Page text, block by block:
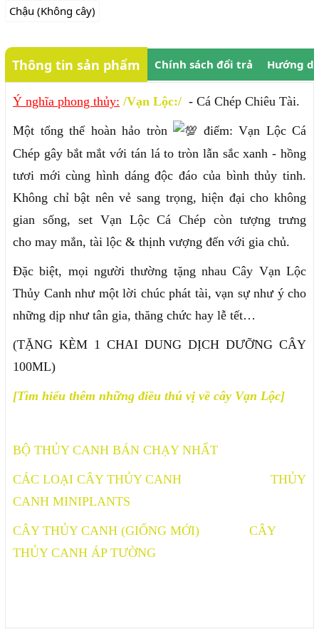
Chậu (Không cây)
Thông tin sản phẩm Chính sách đổi trả Hướng
Ý nghĩa phong thủy: /Vạn Lộc:/ - Cá Chép Chiêu Tài.
Một tổng thể hoàn hảo tròn
điểm: Vạn Lộc Cá
Chép gây bắt mắt với tán lá to tròn lẫn sắc xanh - hồng
tươi mới cùng hình dáng độc đáo của bình thủy tinh.
Không chỉ bật nên vẻ sang trọng, hiện đại cho không
gian sống, set Vạn Lộc Cá Chép còn tượng trưng
cho may mắn, tài lộc & thịnh vượng đến với gia chủ.
Đặc biệt, mọi người thường tặng nhau Cây Vạn Lộc
Thủy Canh như một lời chúc phát tài, vạn sự như ý cho
những dịp như tân gia, thăng chức hay lễ tết…
(TẶNG KÈM 1 CHAI DUNG DỊCH DƯỠNG CÂY
100ML)
[Tìm hiểu thêm những điều thú vị về cây Vạn Lộc]
BỘ THỦY CANH BÁN CHẠY NHẤT
CÁC LOẠI CÂY THỦY CANH
THỦY
CANH MINIPLANTS
CÂY THỦY CANH (GIỐNG MỚI)
CÂY
THỦY CANH ÁP TƯỜNG